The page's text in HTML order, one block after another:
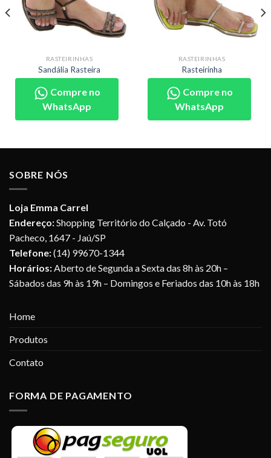
RASTEIRINHAS
Sandália Rasteira
Compre no
WhatsApp
RASTEIRINHAS
Rasteirinha
Compre no
WhatsApp
SOBRE NÓS
Loja Emma Carrel
Endereço:Shopping Território do Calçado - Av. Totó
Pacheco, 1647 - Jaú/SP
Telefone:(14) 99670-1344
Horários:Aberto de Segunda a Sexta das 8h às 20h –
Sábados das 9h às 19h – Domingos e Feriados das 10h às 18h
Home
Produtos
Contato
FORMA DE PAGAMENTO